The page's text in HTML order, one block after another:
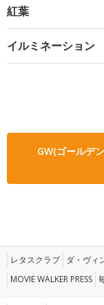
紅葉
イルミネーション
GW(ゴールデ
レタスクラブ ダ・ヴィ
MOVIE WALKER PRESS